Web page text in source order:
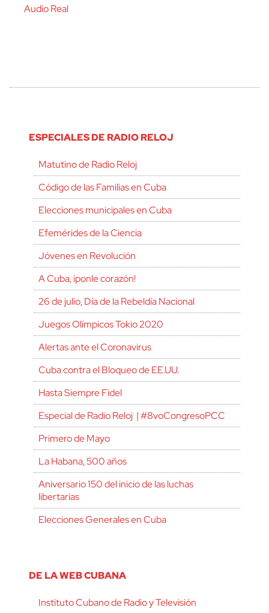
Audio Real
ESPECIALES DE RADIO RELOJ
Matutino de Radio Reloj
Código de las Familias en Cuba
Elecciones municipales en Cuba
Efemérides de la Ciencia
Jóvenes en Revolución
A Cuba, ¡ponle corazón!
26 de julio, Día de la Rebeldía Nacional
Juegos Olímpicos Tokio 2020
Alertas ante el Coronavirus
Cuba contra el Bloqueo de EE.UU.
Hasta Siempre Fidel
Especial de Radio Reloj | #8voCongresoPCC
Primero de Mayo
La Habana, 500 años
Aniversario 150 del inicio de las luchas
libertarias
Elecciones Generales en Cuba
DE LA WEB CUBANA
Instituto Cubano de Radio y Televisión